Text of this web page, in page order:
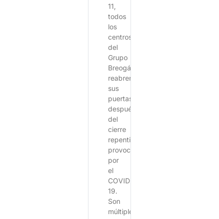
11,
todos
los
centros
del
Grupo
Breogán,
reabren
sus
puertas
después
del
cierre
repentino
provocado
por
el
COVID-
19.
Son
múltiples